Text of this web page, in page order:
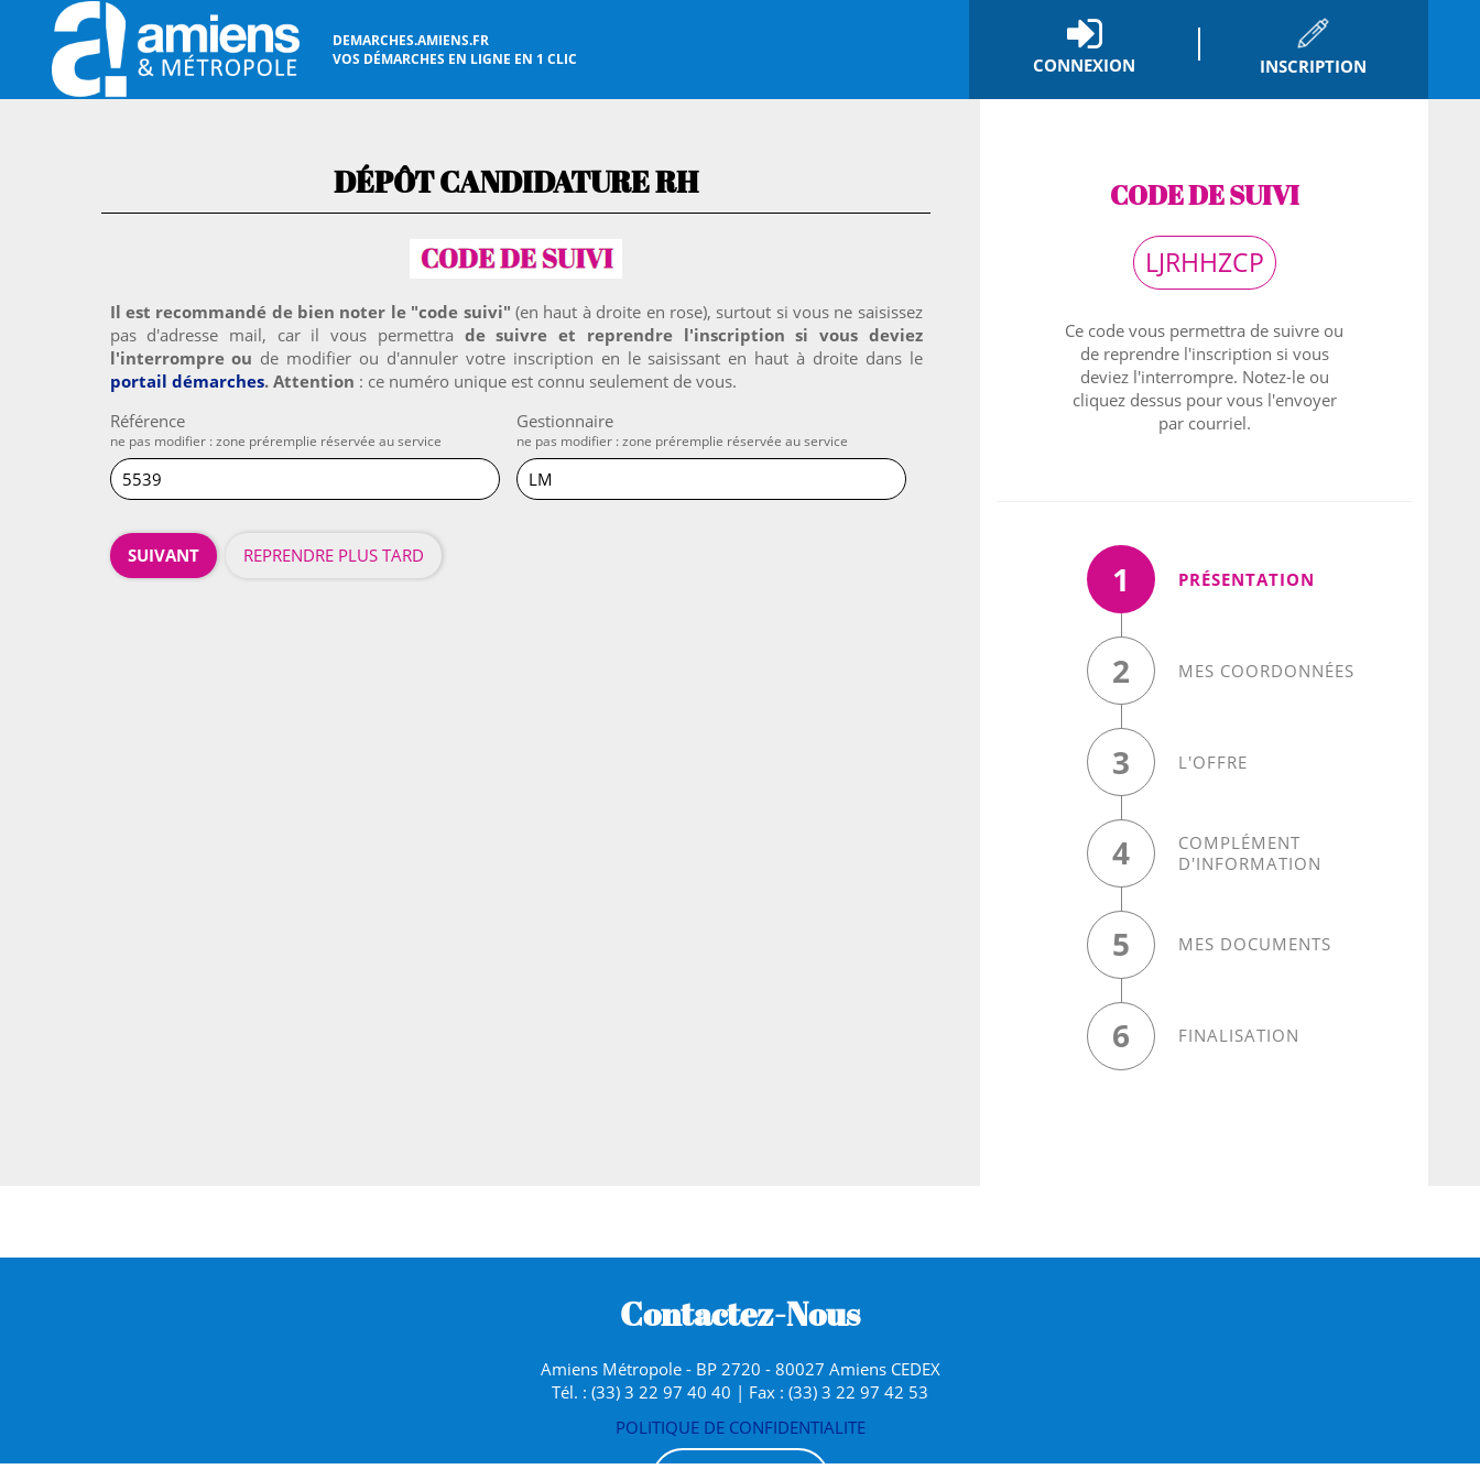
DEMARCHES.AMIENS.FR
VOS DÉMARCHES EN LIGNE EN 1 CLIC
CONNEXION INSCRIPTION
CODE DE SUIVI
LJRHHZCP
Ce code vous permettra de suivre ou
de reprendre l'inscription si vous
deviez l'interrompre. Notez-le ou
cliquez dessus pour vous l'envoyer
par courriel.
1 PRÉSENTATION
2 MES COORDONNÉES
3 L'OFFRE
4
COMPLÉMENT
D'INFORMATION
5 MES DOCUMENTS
6 FINALISATION
DÉPÔT CANDIDATURE RH
Il est recommandé de bien noter le "code suivi" (en haut à droite en rose), surtout si vous ne saisissez
pas d'adresse mail, car il vous permettra de suivre et reprendre l'inscription si vous deviez
l'interrompre ou de modifier ou d'annuler votre inscription en le saisissant en haut à droite dans le
portail démarches. Attention : ce numéro unique est connu seulement de vous.
Référence
ne pas modifier : zone préremplie réservée au service
Gestionnaire
ne pas modifier : zone préremplie réservée au service
SUIVANT REPRENDRE PLUS TARD
Contactez-Nous
Amiens Métropole - BP 2720 - 80027 Amiens CEDEX
Tél. : (33) 3 22 97 40 40 | Fax : (33) 3 22 97 42 53
POLITIQUE DE CONFIDENTIALITE